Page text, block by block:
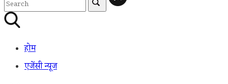
होम
एजेंसी न्यूज